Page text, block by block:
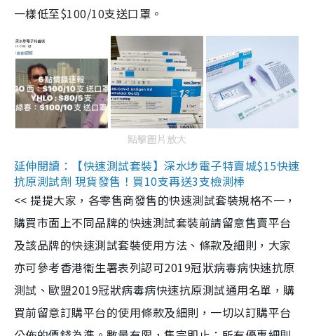
一樣低至$100/10支送口罩。
點擊圖片放大
延伸閱讀：【快速測試套裝】深水埗電子特賣城$15快速
抗原測試劑 現貨發售！買10支再送3支檢測棒
<< 提提大家，各零售商發售的快速測試套裝規格不一，
購買市面上不同品牌的快速測試套裝前請留意售賣平台
及該品牌的快速測試套裝使用方法、條款及細則，大家
亦可參考香港衞生署表列認可2019冠狀病毒病快速抗原
測試、歐盟2019冠狀病毒病快速抗原測試通用名單，購
買前留意訂購平台的使用條款及細則，一切以訂購平台